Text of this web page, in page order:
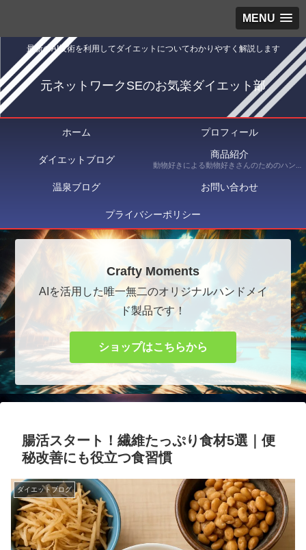
MENU
最新のAI技術を利用してダイエットについてわかりやすく解説します
元ネットワークSEのお気楽ダイエット部
ホーム プロフィール
ダイエットブログ 商品紹介
動物好きによる動物好きさんのためのハンドメイドショップ Crafty Moments（クラフティ・モーメンツ） にて出品している商品を紹介
温泉ブログ お問い合わせ
プライバシーポリシー
Crafty Moments
AIを活用した唯一無二のオリジナルハンドメイ
ド製品です！
ショップはこちらから
腸活スタート！繊維たっぷり食材5選｜便
秘改善にも役立つ食習慣
ダイエットブログ